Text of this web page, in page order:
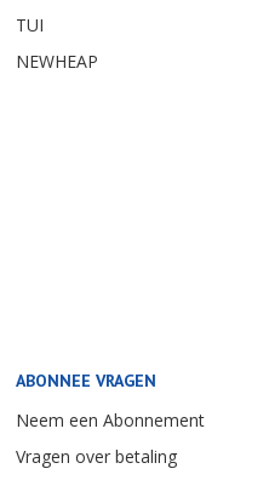
TUI
NEWHEAP
ABONNEE VRAGEN
Neem een Abonnement
Vragen over betaling